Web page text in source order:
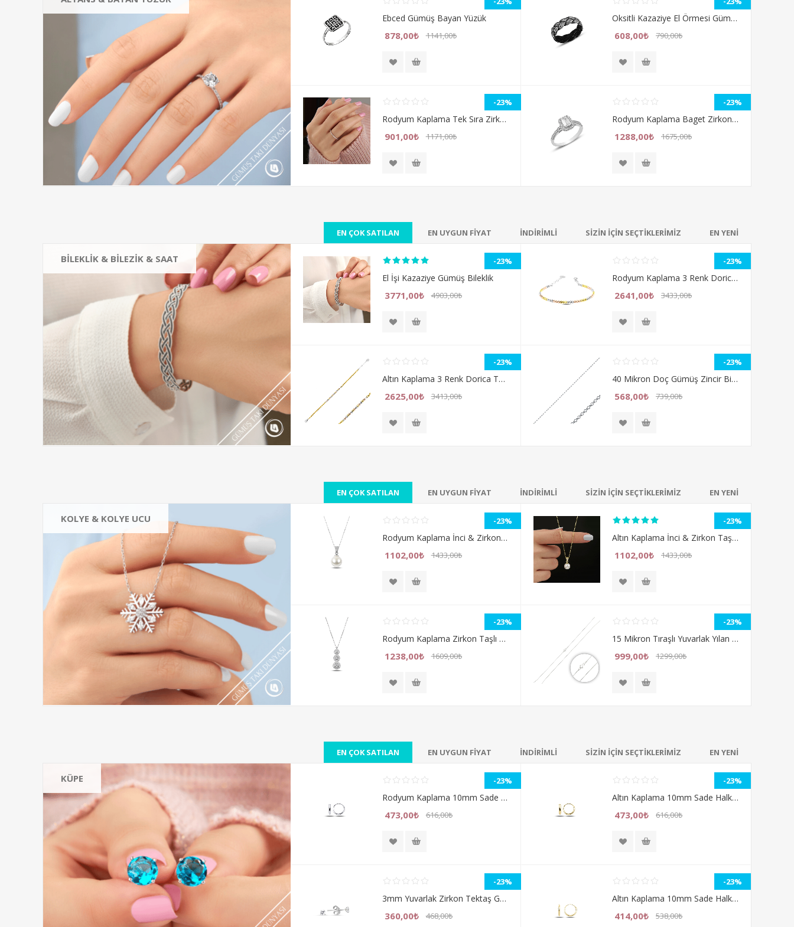
İKİLİ ALYANS
TEKTAŞ BAYAN YÜZÜK
BEŞTAŞ BAYAN YÜZÜK
Hepsini gör
Ebced Gümüş Bayan Yüzük
878,00₺ 1141,00₺
Oksitli Kazaziye El Örmesi Gümüş Bayan Yüzük
608,00₺ 790,00₺
-23%
Rodyum Kaplama Tek Sıra Zirkon Taşlı İnce Tamtur Gümüş Bayan Yüzük
901,00₺ 1171,00₺
-23%
Rodyum Kaplama Baget Zirkon Tektaş Gümüş Bayan Yüzük
1288,00₺ 1675,00₺
EN ÇOK SATILAN EN UYGUN FİYAT İNDİRİMLİ SİZİN İÇİN SEÇTİKLERİMİZ EN YENİ
BİLEKLİK & BİLEZİK & SAAT
SAF DOĞAL TAŞLI BİLEKLİK
ASANSÖRLÜ BİLEKLİK
HAYALET BİLEKLİK
-23%
El İşi Kazaziye Gümüş Bileklik
3771,00₺ 4903,00₺
-23%
Rodyum Kaplama 3 Renk Dorica Toplu Plaka Gümüş Bilezik
2641,00₺ 3433,00₺
-23%
Altın Kaplama 3 Renk Dorica Top Gümüş Bayan Bileklik
2625,00₺ 3413,00₺
-23%
40 Mikron Doç Gümüş Zincir Bileklik
568,00₺ 739,00₺
EN ÇOK SATILAN EN UYGUN FİYAT İNDİRİMLİ SİZİN İÇİN SEÇTİKLERİMİZ EN YENİ
KOLYE & KOLYE UCU
HAYALET KOLYE
OTANTİK KOLYE
ZİRKON TAŞLI KOLYE
Hepsini gör
-23%
Rodyum Kaplama İnci & Zirkon Taşlı Gümüş Bayan Kolye
1102,00₺ 1433,00₺
-23%
Altın Kaplama İnci & Zirkon Taşlı Gümüş Bayan Kolye
1102,00₺ 1433,00₺
-23%
Rodyum Kaplama Zirkon Taşlı Gümüş Bayan Kolye
1238,00₺ 1609,00₺
-23%
15 Mikron Tıraşlı Yuvarlak Yılan Gümüş Bayan Zincir Kolye
999,00₺ 1299,00₺
EN ÇOK SATILAN EN UYGUN FİYAT İNDİRİMLİ SİZİN İÇİN SEÇTİKLERİMİZ EN YENİ
KÜPE
DOĞAL TAŞLI KÜPE
EL İŞİ DOĞAL TAŞLI KÜPE
OTANTİK KÜPE
TAŞSIZ KÜPE
Hepsini gör
-23%
Rodyum Kaplama 10mm Sade Halka Gümüş Küpe
473,00₺ 616,00₺
-23%
Altın Kaplama 10mm Sade Halka Gümüş Küpe
473,00₺ 616,00₺
-23%
3mm Yuvarlak Zirkon Tektaş Gümüş Bayan Küpe
360,00₺ 468,00₺
-23%
Altın Kaplama 10mm Sade Halka Gümüş Küpe
414,00₺ 538,00₺